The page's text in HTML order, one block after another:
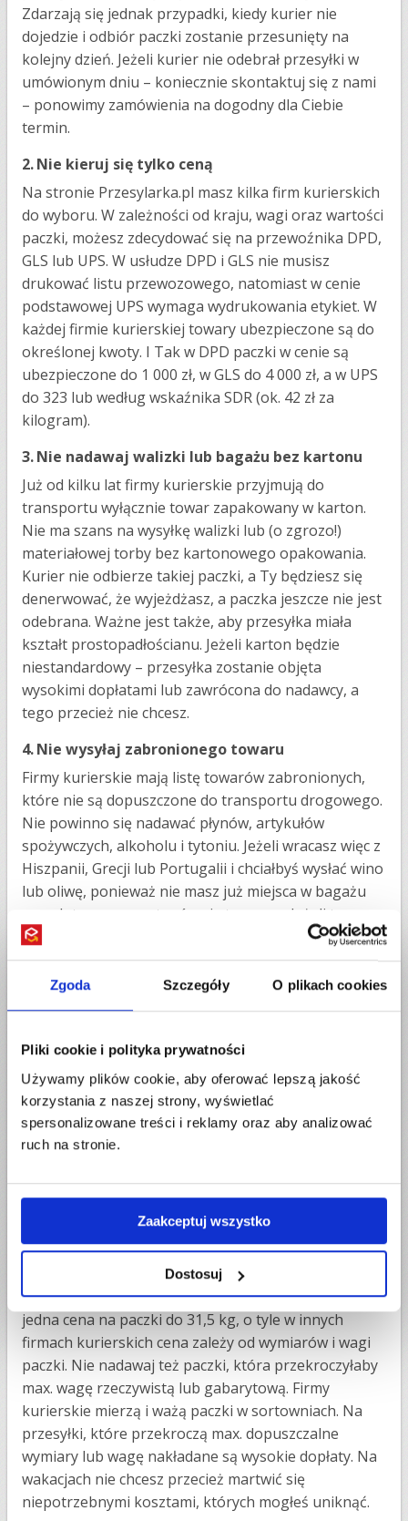
Zgoda Szczegóły O plikach cookies
Pliki cookie i polityka prywatności
Używamy plików cookie, aby oferować lepszą jakość
korzystania z naszej strony, wyświetlać
spersonalizowane treści i reklamy oraz aby analizować
ruch na stronie.
Zaakceptuj wszystko
Dostosuj
Zdarzają się jednak przypadki, kiedy kurier nie
dojedzie i odbiór paczki zostanie przesunięty na
kolejny dzień. Jeżeli kurier nie odebrał przesyłki w
umówionym dniu – koniecznie skontaktuj się z nami
– ponowimy zamówienia na dogodny dla Ciebie
termin.
2.Nie kieruj się tylko ceną
Na stronie Przesylarka.pl masz kilka firm kurierskich
do wyboru. W zależności od kraju, wagi oraz wartości
paczki, możesz zdecydować się na przewoźnika DPD,
GLS lub UPS. W usłudze DPD i GLS nie musisz
drukować listu przewozowego, natomiast w cenie
podstawowej UPS wymaga wydrukowania etykiet. W
każdej firmie kurierskiej towary ubezpieczone są do
określonej kwoty. I Tak w DPD paczki w cenie są
ubezpieczone do 1 000 zł, w GLS do 4 000 zł, a w UPS
do 323 lub według wskaźnika SDR (ok. 42 zł za
kilogram).
3.Nie nadawaj walizki lub bagażu bez kartonu
Już od kilku lat firmy kurierskie przyjmują do
transportu wyłącznie towar zapakowany w karton.
Nie ma szans na wysyłkę walizki lub (o zgrozo!)
materiałowej torby bez kartonowego opakowania.
Kurier nie odbierze takiej paczki, a Ty będziesz się
denerwować, że wyjeżdżasz, a paczka jeszcze nie jest
odebrana. Ważne jest także, aby przesyłka miała
kształt prostopadłościanu. Jeżeli karton będzie
niestandardowy – przesyłka zostanie objęta
wysokimi dopłatami lub zawrócona do nadawcy, a
tego przecież nie chcesz.
4.Nie wysyłaj zabronionego towaru
Firmy kurierskie mają listę towarów zabronionych,
które nie są dopuszczone do transportu drogowego.
Nie powinno się nadawać płynów, artykułów
spożywczych, alkoholu i tytoniu. Jeżeli wracasz więc z
Hiszpanii, Grecji lub Portugalii i chciałbyś wysłać wino
lub oliwę, ponieważ nie masz już miejsca w bagażu
samolotowym – zastanów się trzy razy. Jeżeli towar
nie będzie odpowiednio zabezpieczony – szklana
butelka może się rozbić i nie tylko uszkodzić Twoją
paczkę, ale także zawartość innych paczek w danym
transporcie. Wtedy Przewoźnik ma prawo żądać
przesyłkach. Lepiej towar zapakować do bagażu
samolotowego niż ryzykować uszkodzenie paczki i
konsekwencje finansowe. Sprawdź,Co można, a
czego nie można wysłac kurierem.
5.Nie składaj zamówienia, póki nie znasz
Firmy kurierskie mają indywidulanie określone max.
wymiary i wagę paczki, które sa dopuszczone do
transportu. Nie składaj zamówienia, jeżeli jeszcze nie
masz gotowej, zmierzonej i zważonej paczki. O ile w
DPD nie będzie to robiło dużej różnicy, ponieważ jest
jedna cena na paczki do 31,5 kg, o tyle w innych
firmach kurierskich cena zależy od wymiarów i wagi
paczki. Nie nadawaj też paczki, która przekroczyłaby
max. wagę rzeczywistą lub gabarytową. Firmy
kurierskie mierzą i ważą paczki w sortowniach. Na
przesyłki, które przekroczą max. dopuszczalne
wymiary lub wagę nakładane są wysokie dopłaty. Na
wakacjach nie chcesz przecież martwić się
niepotrzebnymi kosztami, których mogłeś uniknąć.